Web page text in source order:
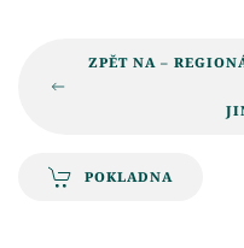
ZPĚT NA –
POKLADNA